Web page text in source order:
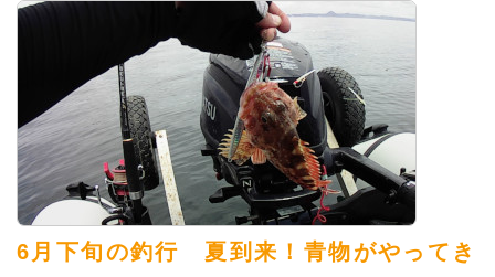
6月下旬の釣行 夏到来！青物がやってき